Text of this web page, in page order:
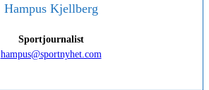
Hampus Kjellberg
Sportjournalist
hampus@sportnyhet.com